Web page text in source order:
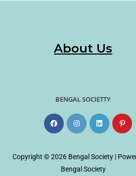
About Us
BENGAL SOCIETTY
Copyright © 2026 Bengal Society |
Bengal Society